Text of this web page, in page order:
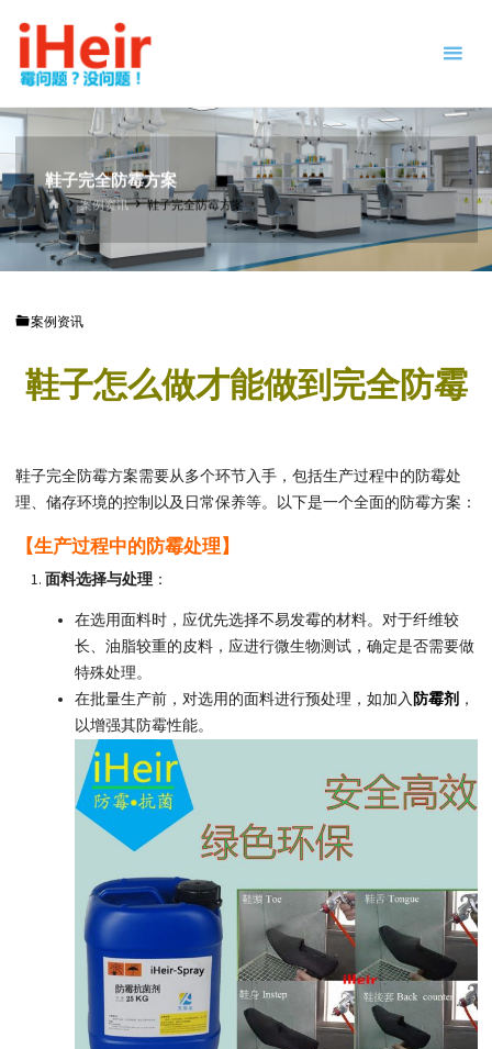
容。
抗
剂
|
燥
剂
片
-
商
鞋子完全防霉方案
首
页
案例资讯 鞋子完全防霉方案
案例资讯
鞋子怎么做才能做到完全防霉
鞋子完全防霉方案需要从多个环节入手，包括生产过程中的防霉处
理、储存环境的控制以及日常保养等。以下是一个全面的防霉方案：
【生产过程中的防霉处理】
面料选择与处理：
在选用面料时，应优先选择不易发霉的材料。对于纤维较
长、油脂较重的皮料，应进行微生物测试，确定是否需要做
特殊处理。
在批量生产前，对选用的面料进行预处理，如加入 防霉剂 ，
以增强其防霉性能。